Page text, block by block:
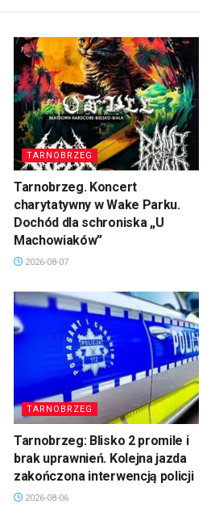
TARNOBRZEG
Tarnobrzeg. Koncert
charytatywny w Wake Parku.
Dochód dla schroniska „U
Machowiaków”
2026-08-07
TARNOBRZEG
Tarnobrzeg: Blisko 2 promile i
brak uprawnień. Kolejna jazda
zakończona interwencją policji
2026-08-06